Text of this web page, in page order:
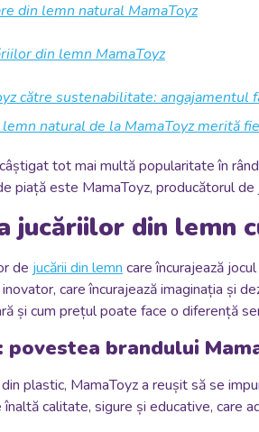
din lemn natural MamaToyz
din lemn MamaToyz
către sustenabilitate:
natural de la MamaToyz merită
tot mai multă popularitate în
piață este MamaToyz, producătorul de
jucăriilor din lemn
de jucării din lemncare încurajează
care încurajează imaginația și
și cum prețul poate face o diferență
brandului
plastic, MamaToyz a reușit să se
calitate, sigure și educative, care